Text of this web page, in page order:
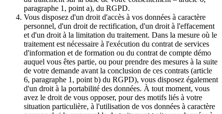
paragraphe 1, point a), du RGPD.
Vous disposez d'un droit d'accès à vos données à caractère
personnel, d'un droit de rectification, d'un droit à l'effacement
et d'un droit à la limitation du traitement. Dans la mesure où le
traitement est nécessaire à l'exécution du contrat de services
d'information et de formation ou du contrat de compte démo
auquel vous êtes partie, ou pour prendre des mesures à la suite
de votre demande avant la conclusion de ces contrats (article
6, paragraphe 1, point b) du RGPD), vous disposez également
d'un droit à la portabilité des données. À tout moment, vous
avez le droit de vous opposer, pour des motifs liés à votre
situation particulière, à l'utilisation de vos données à caractère